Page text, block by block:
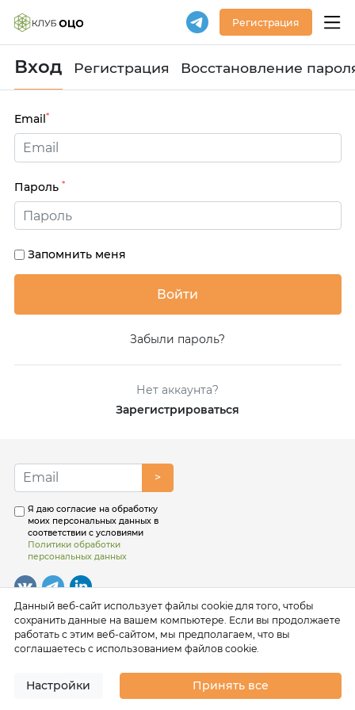
Регистрация
Вход Регистрация Восстановление
Email*
Пароль *
Запомнить меня
Забыли пароль?
Нет аккаунта?
Зарегистрироваться
>
Я даю согласие на обработку
моих персональных данных в
соответствии с условиями
Политики обработки
персональных данных
Данный веб-сайт использует файлы cookie для того, чтобы
сохранить данные на вашем компьютере. Если вы продолжаете
работать с этим веб-сайтом, мы предполагаем, что вы
соглашаетесь с использованием файлов cookie.
Настройки Принять все